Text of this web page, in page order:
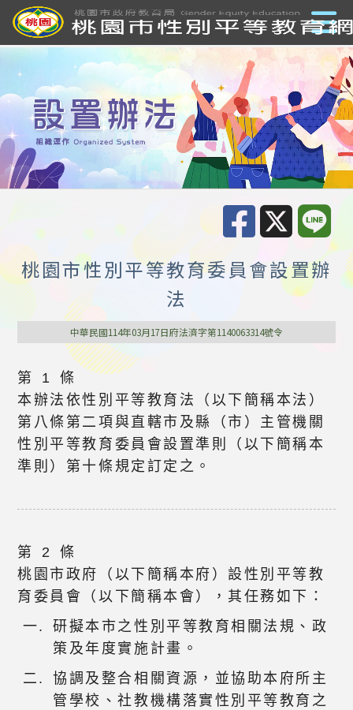
桃園市性別平等教育委員會設置辦
法
中華民國114年03月17日府法濟字第1140063314號令
第 1 條
本辦法依性別平等教育法（以下簡稱本法）
第八條第二項與直轄市及縣（市）主管機關
性別平等教育委員會設置準則（以下簡稱本
準則）第十條規定訂定之。
第 2 條
桃園市政府（以下簡稱本府）設性別平等教
育委員會（以下簡稱本會），其任務如下：
研擬本市之性別平等教育相關法規、政
策及年度實施計畫。
協調及整合相關資源，並協助本府所主
管學校、社教機構落實性別平等教育之